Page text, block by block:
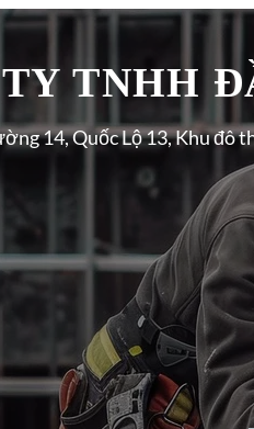
TNHH
14, Quốc Lộ 13, Khu